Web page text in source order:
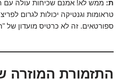
ת: ממש לא! אמנם שכיחות עולה עם
טראומות וגנטיקה יכולות לגרום
ספורטאים. זה לא כרטיס מועדון של "רק
התזמורת המוזרה